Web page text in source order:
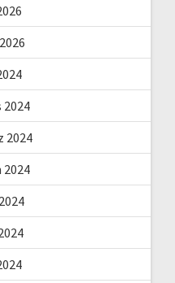
2024
2024